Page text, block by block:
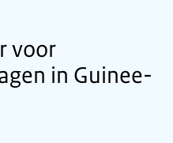
voor
in Guinee-